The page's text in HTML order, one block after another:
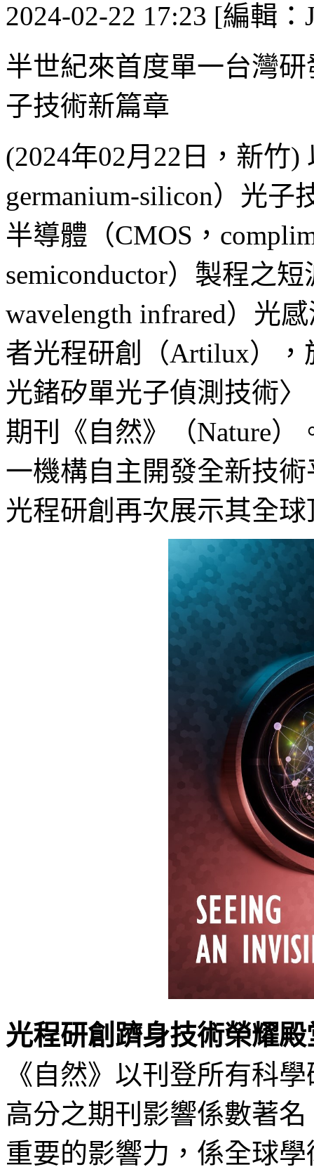
2024-02-22 17:23 [編輯：
半世紀來首度單一台灣
子技術新篇章
(2024年02月22日，新竹
germanium-silicon）光
半導體（CMOS，
semiconductor）製程之
wavelength infrared）光
者光程研創（Artilux）
光鍺矽單光子偵測技術
期刊《自然》（Nature
一機構自主開發全新技
光程研創再次展示其全
光程研創躋身技術榮耀
《自然》以刊登所有科
高分之期刊影響係數著
重要的影響力，係全球